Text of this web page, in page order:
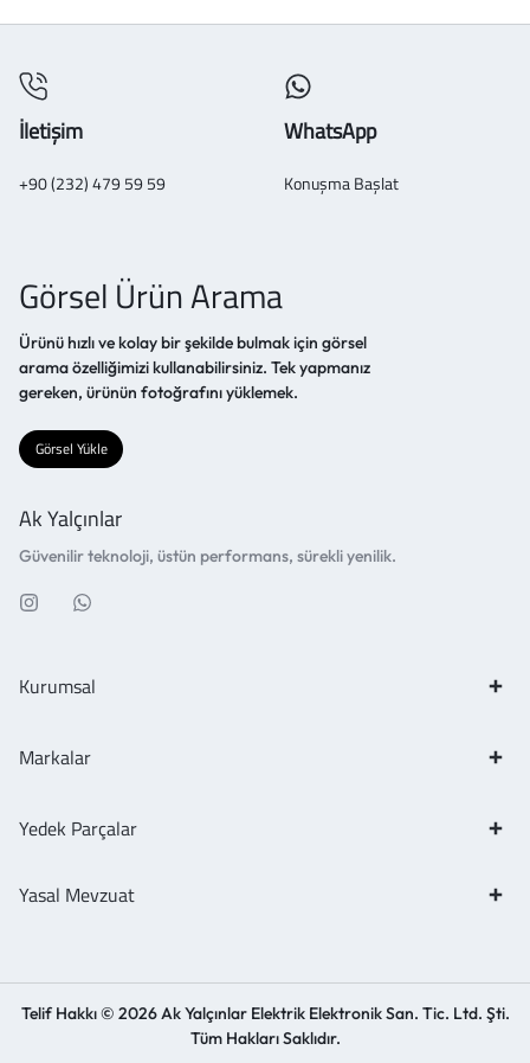
İletişim
+90 (232) 479 59 59
WhatsApp
Konuşma Başlat
Görsel Ürün Arama
Ürünü hızlı ve kolay bir şekilde bulmak için görsel
arama özelliğimizi kullanabilirsiniz. Tek yapmanız
gereken, ürünün fotoğrafını yüklemek.
Görsel Yükle
Ak Yalçınlar
Güvenilir teknoloji, üstün performans, sürekli yenilik.
Kurumsal
Markalar
Yedek Parçalar
Yasal Mevzuat
Telif Hakkı © 2026 Ak Yalçınlar Elektrik Elektronik San. Tic. Ltd. Şti.
Tüm Hakları Saklıdır.